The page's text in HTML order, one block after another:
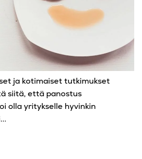
ja kotimaiset tutkimukset
siitä, että panostus
olla yritykselle hyvinkin